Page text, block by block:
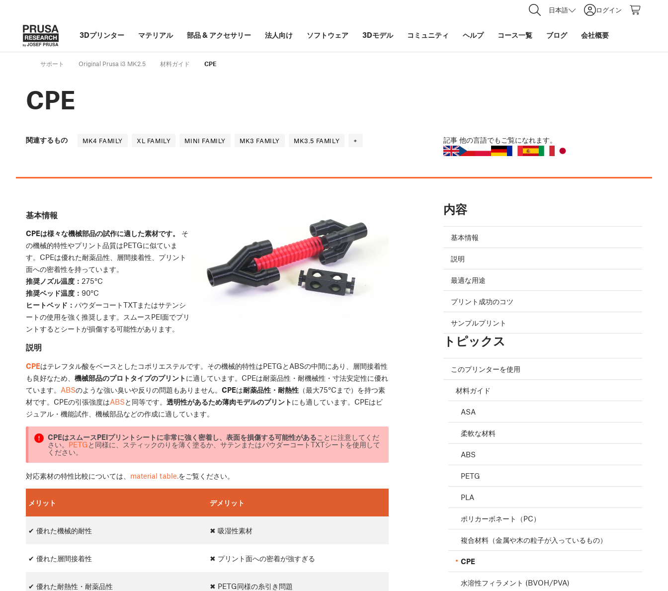
日本語 ログイン
3Dプリンター マテリアル 部品& アクセサリー 法人向け ソフトウェア 3Dモデル コミュニティ ヘルプ コース一覧 ブログ 会社概要
サポート Original Prusa i3 MK2.5 材料ガイド CPE
CPE
関連するもの MK4 FAMILY XL FAMILY MINI FAMILY MK3 FAMILY MK3.5 FAMILY + 記事 他の言語でもご覧になれます。
基本情報
CPEは様々な機械部品の試作に適した素材です。
そ
の機械的特性やプリント品質はPETGに似ていま
す。CPEは優れた耐薬品性、層間接着性、プリント
面への密着性を持っています。
推奨ノズル温度： 275°C
推奨ベッド温度： 90°C
ヒートベッド： パウダーコートTXTまたはサテンシ
ートの使用を強く推奨します。スムースPEI面でプリ
ントするとシートが損傷する可能性があります。
説明
CPEはテレフタル酸をベースとしたコポリエステルです。その機械的特性はPETGとABSの中間にあり、層間接着性
も良好なため、 機械部品のプロトタイプのプリントに適しています。CPEは耐薬品性・耐機械性・寸法安定性に優れ
ています。 ABSのような強い臭いや反りの問題もありません。 CPEは耐薬品性・耐熱性 （最大75°Cまで）を持つ素
材です。CPEの引張強度はABSと同等です。 透明性があるため薄肉モデルのプリントにも適しています。CPEはビ
ジュアル・機能試作、機械部品などの作成に適しています。
CPEはスムースPEIプリントシートに非常に強く密着し、表面を損傷する可能性があることに注意してくだ
さい。 PETGと同様に、スティックのりを薄く塗るか、サテンまたはパウダーコートTXTシートを使用して
ください。
対応素材の特性比較については、 material table.をご覧ください。
メリット デメリット
✔ 優れた機械的耐性 ✖ 吸湿性素材
✔ 優れた層間接着性 ✖ プリント面への密着が強すぎる
✔ 優れた耐熱性・耐薬品性 ✖ PETG同様の糸引き問題
内容
基本情報
説明
最適な用途
プリント成功のコツ
サンプルプリント
トピックス
このプリンターを使用
材料ガイド
ASA
柔軟な材料
ABS
PETG
PLA
ポリカーボネート（PC）
複合材料（金属や木の粒子が入っているもの）
CPE
水溶性フィラメント (BVOH/PVA)